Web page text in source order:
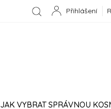
JAK VYBRAT SPRÁVNOU